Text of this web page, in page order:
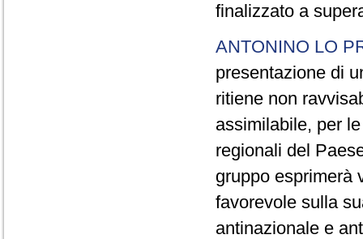
finalizzato a
ANTONINO LO
presentazione di
ritiene non
assimilabile, per
regionali del
gruppo esprimerà
favorevole sulla
antinazionale e